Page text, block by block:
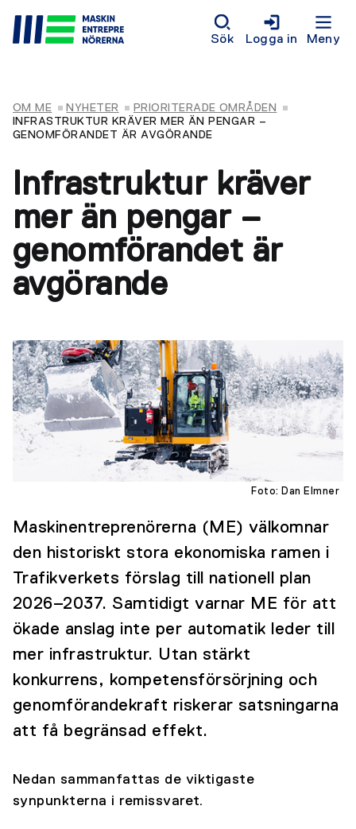
Sök Logga in Meny
OM ME NYHETER
PRIORITERADE OMRÅDEN
INFRASTRUKTUR KRÄVER MER ÄN PENGAR –
GENOMFÖRANDET ÄR AVGÖRANDE
Infrastruktur kräver
mer än pengar –
genomförandet är
avgörande
Foto: Dan Elmner
Maskinentreprenörerna (ME) välkomnar
den historiskt stora ekonomiska ramen i
Trafikverkets förslag till nationell plan
2026–2037. Samtidigt varnar ME för att
ökade anslag inte per automatik leder till
mer infrastruktur. Utan stärkt
konkurrens, kompetensförsörjning och
genomförandekraft riskerar satsningarna
att få begränsad effekt.
Nedan sammanfattas de viktigaste
synpunkterna i remissvaret.